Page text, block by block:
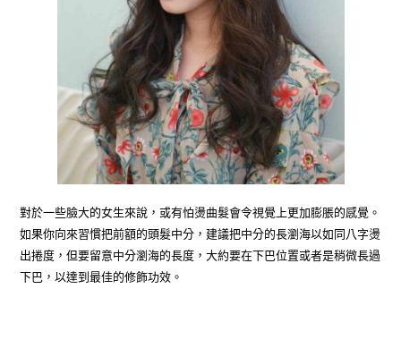
對於一些臉大的女生來說，或有怕燙曲髮會令視覺上更加膨脹的感覺。
如果你向來習慣把前額的頭髮中分，建議把中分的長瀏海以如同八字燙
出捲度，但要留意中分瀏海的長度，大約要在下巴位置或者是稍微長過
下巴，以達到最佳的修飾功效。